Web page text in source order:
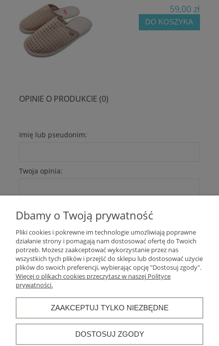
59,00 zł
DO KOSZYKA
OPINIE O PRODUKCIE (0)
Imię lub pseudonim:
Twoja opinia:
WYŚLIJ
Warunki zakupów
Moje konto
Dbamy o Twoją prywatność
Pliki cookies i pokrewne im technologie umożliwiają poprawne
działanie strony i pomagają nam dostosować ofertę do Twoich
potrzeb. Możesz zaakceptować wykorzystanie przez nas
wszystkich tych plików i przejść do sklepu lub dostosować użycie
plików do swoich preferencji, wybierając opcję "Dostosuj zgody".
Więcej o plikach cookies przeczytasz w naszej Polityce
prywatności.
ZAAKCEPTUJ TYLKO NIEZBĘDNE
DOSTOSUJ ZGODY